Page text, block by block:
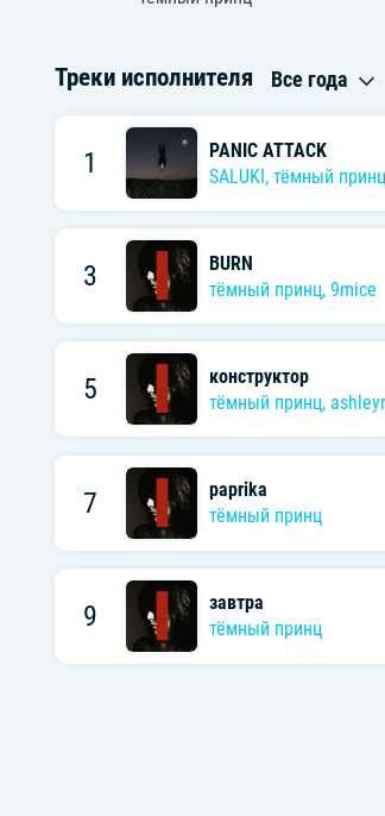
Треки исполнителя Все года
1
PANIC ATTACK
SALUKI, тёмный принц
3
BURN
тёмный принц, 9mice
5
конструктор
тёмный принц,
7
paprika
тёмный принц
9
завтра
тёмный принц